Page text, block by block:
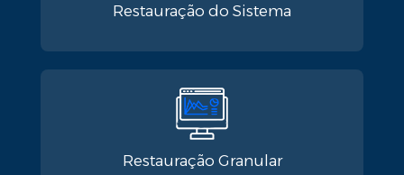
Restauração do Sistema​
Restauração Granular​